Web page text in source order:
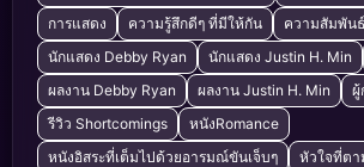
การแสดง
ความรู้สึกดีๆ ที่มีให้กัน
ความสัมพัน
นักแสดง Debby Ryan
นักแสดง Justin H. Min
ผลงาน Debby Ryan
ผลงาน Justin H. Min
ผู้
รีวิว Shortcomings
หนังRomance
หนังอิสระที่เต็มไปด้วยอารมณ์ขันเจ็บๆ
หัวใจที่ต